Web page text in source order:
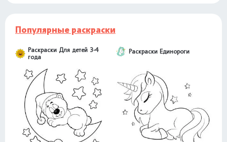
Популярные раскраски
Раскраски Для детей 3-4
года
Раскраски Единороги